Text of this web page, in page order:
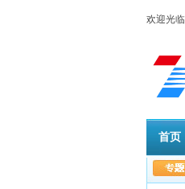
欢迎光临
首页